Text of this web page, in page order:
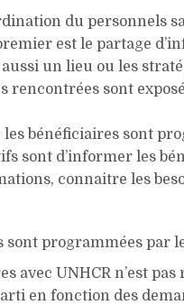
du personnels
est le partage
aussi un lieu ou les
rencontrées sont
bénéficiaires sont
sont d’informer les
connaitre les
programmées par
avec UNHCR n’est
en fonction des